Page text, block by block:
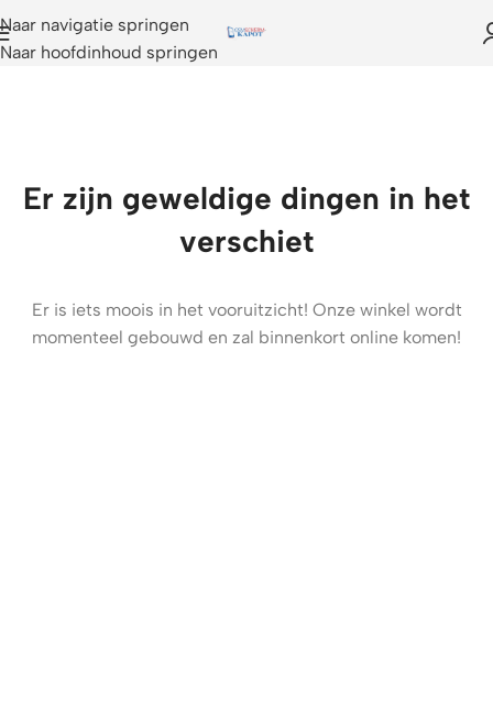
Naar navigatie springen
Naar hoofdinhoud springen
Er zijn geweldige dingen in het
verschiet
Er is iets moois in het vooruitzicht! Onze winkel wordt
momenteel gebouwd en zal binnenkort online komen!